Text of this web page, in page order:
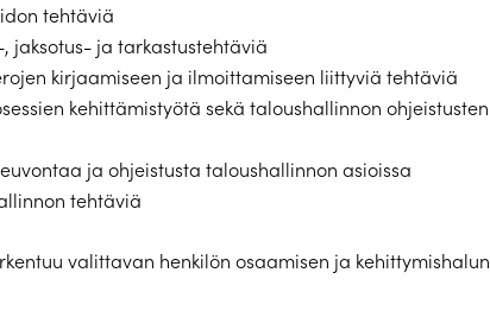
tehtäviä
jaksotus- ja tarkastustehtäviä
kirjaamiseen ja ilmoittamiseen liittyviä tehtäviä
kehittämistyötä sekä taloushallinnon ohjeistusten
ja ohjeistusta taloushallinnon asioissa
tehtäviä
valittavan henkilön osaamisen ja kehittymishalun